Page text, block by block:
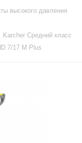
высокого давления
Karcher Средний класс
7/17 M Plus